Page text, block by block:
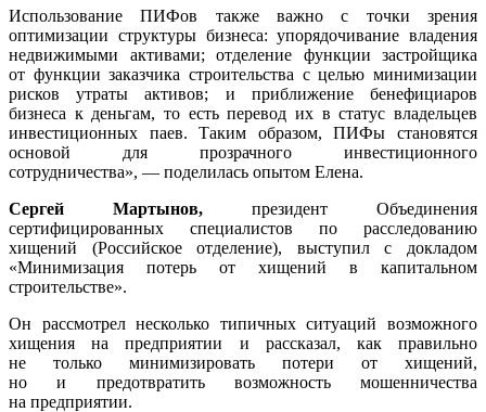
Использование ПИФов также важно с точки зрения
оптимизации структуры бизнеса: упорядочивание владения
недвижимыми активами; отделение функции застройщика
от функции заказчика строительства с целью минимизации
рисков утраты активов; и приближение бенефициаров
бизнеса к деньгам, то есть перевод их в статус владельцев
инвестиционных паев. Таким образом, ПИФы становятся
основой для прозрачного инвестиционного
сотрудничества», — поделилась опытом Елена.
Сергей Мартынов, президент Объединения
сертифицированных специалистов по расследованию
хищений (Российское отделение), выступил с докладом
«Минимизация потерь от хищений в капитальном
строительстве».
Он рассмотрел несколько типичных ситуаций возможного
хищения на предприятии и рассказал, как правильно
не только минимизировать потери от хищений,
но и предотвратить возможность мошенничества
на предприятии.